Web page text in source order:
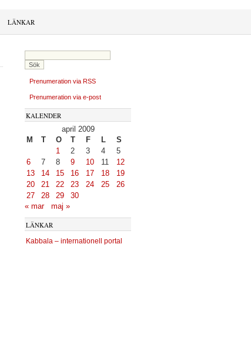
LÄNKAR
Prenumeration via RSS
Prenumeration via e-post
KALENDER
april 2009
M
T O T F L
S
1
2 3 4
5
6
7 8 9 10 11
12
13
14 15 16 17 18
19
20
21 22 23 24 25
26
27
28 29
30
« mar
maj »
LÄNKAR
Kabbala – internationell portal